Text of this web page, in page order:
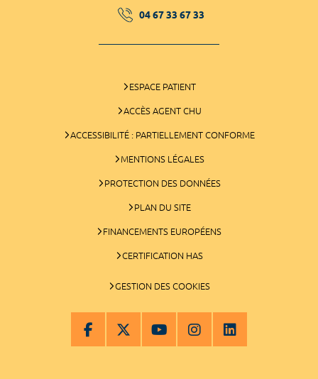
04 67 33 67 33
ESPACE PATIENT
ACCÈS AGENT CHU
ACCESSIBILITÉ : PARTIELLEMENT CONFORME
MENTIONS LÉGALES
PROTECTION DES DONNÉES
PLAN DU SITE
FINANCEMENTS EUROPÉENS
CERTIFICATION HAS
GESTION DES COOKIES